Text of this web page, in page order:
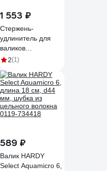
1 553 ₽
Стержень-
удлинитель для
валиков
телескопический
алюминиевый
Управдом
4100003076
2(1)
589 ₽
Валик HARDY
Select Aquamicro 6,